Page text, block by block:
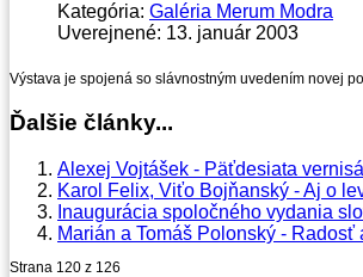
Kategória: Galéria Merum Modra
Uverejnené: 13. január 2003
Výstava je spojená so slávnostným uvedením novej
Ďalšie články...
Alexej Vojtášek - Päťdesiata
Karol Felix, Viťo Bojňanský - Aj o
Inaugurácia spoločného vydania
Marián a Tomáš Polonský - Radosť
Strana 120 z 126